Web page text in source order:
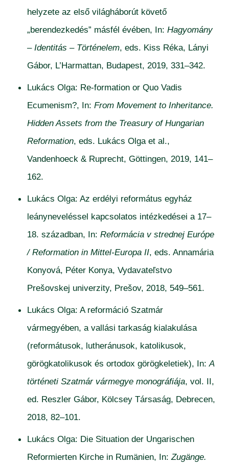
helyzete az első világháborút követő
„berendezkedés” másfél évében, In:Hagyomány
– Identitás – Történelem, eds. Kiss Réka, Lányi
Gábor, L’Harmattan, Budapest, 2019, 331–342.
Lukács Olga: Re-formation or Quo Vadis
Ecumenism?, In:From Movement to Inheritance.
Hidden Assets from the Treasury of Hungarian
Reformation, eds. Lukács Olga et al.,
Vandenhoeck & Ruprecht, Göttingen, 2019, 141–
162.
Lukács Olga: Az erdélyi református egyház
leányneveléssel kapcsolatos intézkedései a 17–
18. században, In:Reformácia v strednej Európe
/ Reformation in Mittel-Europa II, eds. Annamária
Konyová, Péter Konya, Vydavateľstvo
Prešovskej univerzity, Prešov, 2018, 549–561.
Lukács Olga: A reformáció Szatmár
vármegyében, a vallási tarkaság kialakulása
(reformátusok, lutheránusok, katolikusok,
görögkatolikusok és ortodox görögkeletiek), In:A
történeti Szatmár vármegye monográfiája, vol. II,
ed. Reszler Gábor, Kölcsey Társaság, Debrecen,
2018, 82–101.
Lukács Olga: Die Situation der Ungarischen
Reformierten Kirche in Rumänien, In:Zugänge.